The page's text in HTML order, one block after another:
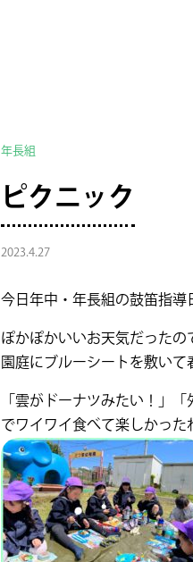
年長組
ピクニック
2023.4.27
今日年中・年長組の鼓笛指導
ぽかぽかいいお天気だった
園庭にブルーシートを敷い
「雲がドーナツみたい！」
でワイワイ食べて楽しかっ